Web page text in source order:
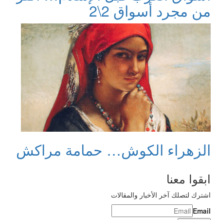
من مجرد أسواق 2\2
الزهراء الكوش… حمامة مراكش
ابقوا معنا
اشترك لتصلك آخر الأخبار والمقالات
Email